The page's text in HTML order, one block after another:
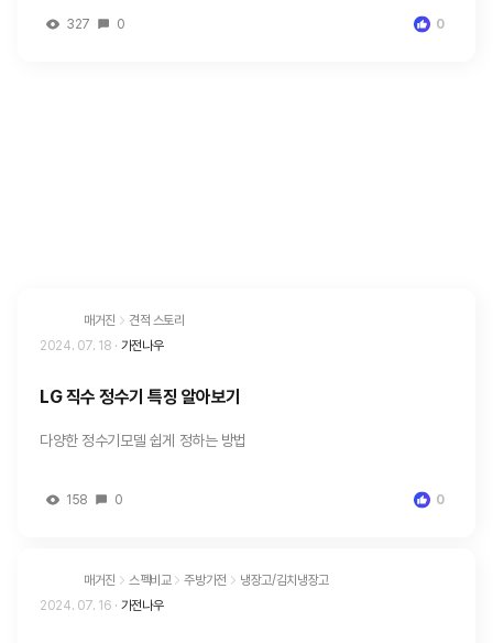
327 0 0
매거진
견적 스토리
2024. 07. 18 · 가전나우
LG 직수 정수기 특징 알아보기
다양한 정수기모델 쉽게 정하는 방법
158 0 0
매거진 스펙비교 주방가전
냉장고/김치냉장고
2024. 07. 16 · 가전나우